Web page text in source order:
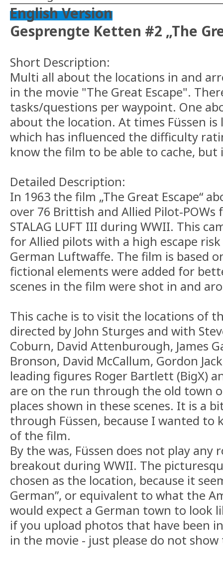
English Version
Gesprengte Ketten #2 „The
Short Description:
Multi all about the locations in and
in the movie "The Great Escape".
tasks/questions per waypoint. One
about the location. At times Füssen
which has influenced the difficulty
know the film to be able to cache,
Detailed Description:
In 1963 the film „The Great Escape“
over 76 Brittish and Allied Pilot-POWs
STALAG LUFT III during WWII. This
for Allied pilots with a high escape
German Luftwaffe. The film is based
fictional elements were added for
scenes in the film were shot in and
This cache is to visit the locations of
directed by John Sturges and with
Coburn, David Attenburough, James
Bronson, David McCallum, Gordon
leading figures Roger Bartlett (BigX)
are on the run through the old town
places shown in these scenes. It is a
through Füssen, because I wanted to
of the film.
By the was, Füssen does not play any
breakout during WWII. The
chosen as the location, because it
German”, or equivalent to what the
would expect a German town to look
if you upload photos that have been
in the movie - just please do not